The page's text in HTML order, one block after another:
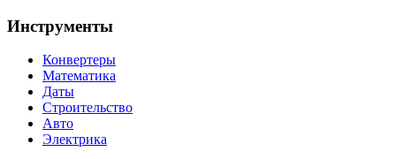
Инструменты
Конвертеры
Математика
Даты
Строительство
Авто
Электрика